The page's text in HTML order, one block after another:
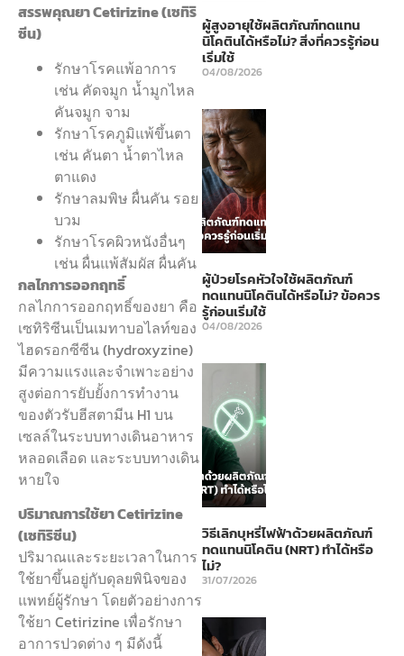
สรรพคุณยา Cetirizine (เซทิริ
ซีน)
รักษาโรคแพ้อาการ
เช่น คัดจมูก น้ำมูกไหล
คันจมูก จาม
รักษาโรคภูมิแพ้ขึ้นตา
เช่น คันตา น้ำตาไหล
ตาแดง
รักษาลมพิษ ผื่นคัน รอย
บวม
รักษาโรคผิวหนังอื่นๆ
เช่น ผื่นแพ้สัมผัส ผื่นคัน
กลไกการออกฤทธิ์
กลไกการออกฤทธิ์ของยา คือ
เซทิริซีนเป็นเมทาบอไลท์ของ
ไฮดรอกซีซีน (hydroxyzine)
มีความแรงและจำเพาะอย่าง
สูงต่อการยับยั้งการทำงาน
ของตัวรับฮีสตามีน H1 บน
เซลล์ในระบบทางเดินอาหาร
หลอดเลือด และระบบทางเดิน
หายใจ
ปริมาณการใช้ยา Cetirizine
(เซทิริซีน)
ปริมาณและระยะเวลาในการ
ใช้ยาขึ้นอยู่กับดุลยพินิจของ
แพทย์ผู้รักษา โดยตัวอย่างการ
ใช้ยา Cetirizine เพื่อรักษา
อาการปวดต่าง ๆ มีดังนี้
ผู้สูงอายุใช้ผลิตภัณฑ์ทดแทน
นิโคตินได้หรือไม่? สิ่งที่ควรรู้ก่อน
เริ่มใช้
04/08/2026
ผู้ป่วยโรคหัวใจใช้ผลิตภัณฑ์
ทดแทนนิโคตินได้หรือไม่? ข้อควร
รู้ก่อนเริ่มใช้
04/08/2026
วิธีเลิกบุหรี่ไฟฟ้าด้วยผลิตภัณฑ์
ทดแทนนิโคติน (NRT) ทำได้หรือ
ไม่?
31/07/2026